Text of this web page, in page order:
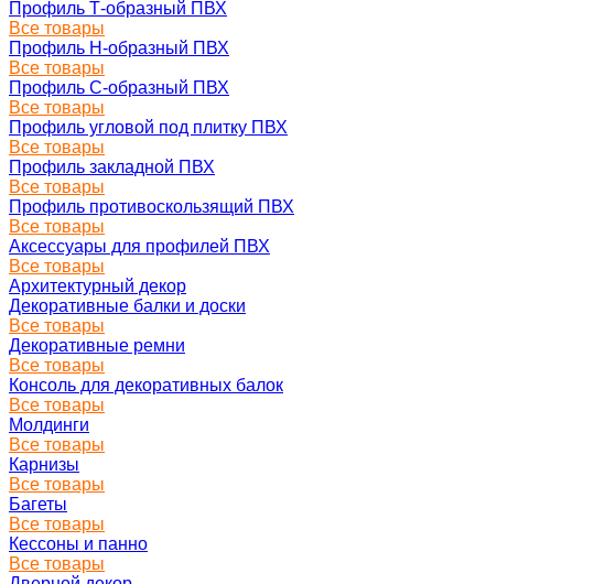
Профиль Т-образный ПВХ
Все товары
Профиль H-образный ПВХ
Все товары
Профиль C-образный ПВХ
Все товары
Профиль угловой под плитку ПВХ
Все товары
Профиль закладной ПВХ
Все товары
Профиль противоскользящий ПВХ
Все товары
Аксессуары для профилей ПВХ
Все товары
Архитектурный декор
Декоративные балки и доски
Все товары
Декоративные ремни
Все товары
Консоль для декоративных балок
Все товары
Молдинги
Все товары
Карнизы
Все товары
Багеты
Все товары
Кессоны и панно
Все товары